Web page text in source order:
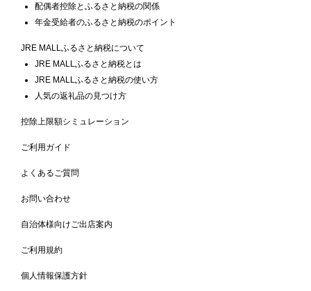
配偶者控除とふるさと納税の関係
年金受給者のふるさと納税のポイント
JRE MALLふるさと納税について
JRE MALLふるさと納税とは
JRE MALLふるさと納税の使い方
人気の返礼品の見つけ方
控除上限額シミュレーション
ご利用ガイド
よくあるご質問
お問い合わせ
自治体様向けご出店案内
ご利用規約
個人情報保護方針